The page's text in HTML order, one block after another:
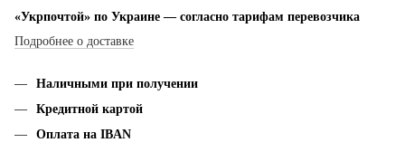
«Укрпочтой» по Украине — согласно тарифам перевозчика
Подробнее о доставке
Наличными при получении
Кредитной картой
Оплата на IBAN